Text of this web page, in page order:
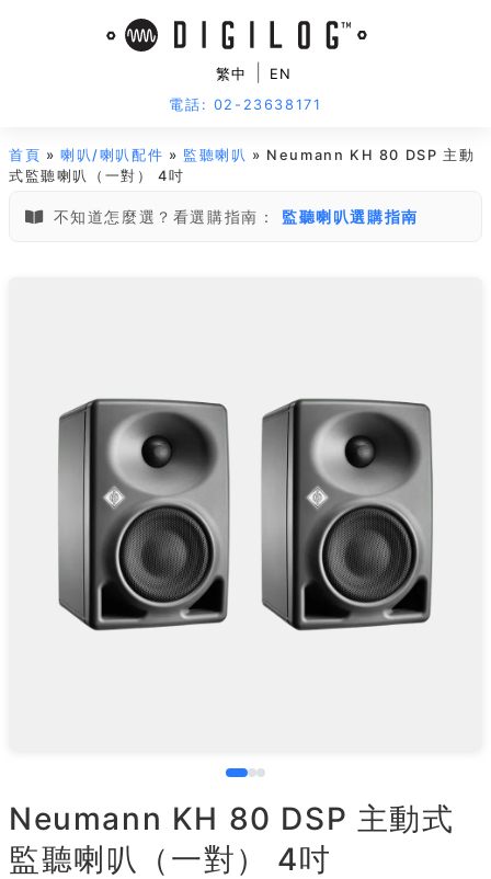
繁中
EN
電話: 02-23638171
首頁 »喇叭/喇叭配件 » 監聽喇叭 » Neumann KH 80 DSP 主動
式監聽喇叭（一對） 4吋
不知道怎麼選？看選購指南： 監聽喇叭選購指南
Neumann KH 80 DSP 主動式
監聽喇叭（一對） 4吋